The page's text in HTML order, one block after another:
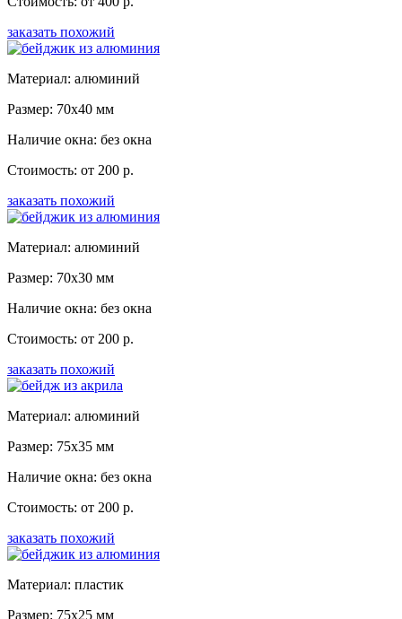
заказать похожий
Материал: алюминий
Размер: 70x40 мм
Наличие окна: без окна
Стоимость: от 200 р.
заказать похожий
Материал: алюминий
Размер: 70x30 мм
Наличие окна: без окна
Стоимость: от 200 р.
заказать похожий
Материал: алюминий
Размер: 75x35 мм
Наличие окна: без окна
Стоимость: от 200 р.
заказать похожий
Материал: пластик
Размер: 75x25 мм